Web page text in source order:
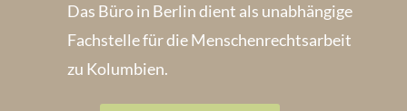
Das Büro in Berlin dient als unabhängige
Fachstelle für die Menschen­rechtsarbeit
zu Kolumbien.